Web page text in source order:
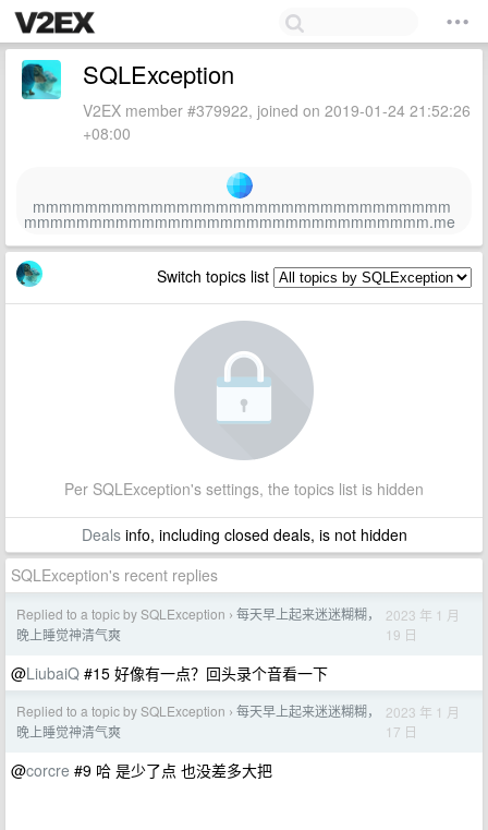
SQLException
V2EX member #379922, joined on 2019-01-24 21:52:26
+08:00
mmmmmmmmmmmmmmmmmmmmmmmmmmmmmmmm
mmmmmmmmmmmmmmmmmmmmmmmmmmmmmmm.me
Switch topics list
Per SQLException's settings, the topics list is hidden
Dealsinfo, including closed deals, is not hidden
SQLException's recent replies
Replied to a topic by SQLException › 每天早上起来迷迷糊糊，
晚上睡觉神清气爽
2023 年 1 月
19 日
@LiubaiQ #15 好像有一点？回头录个音看一下
Replied to a topic by SQLException › 每天早上起来迷迷糊糊，
晚上睡觉神清气爽
2023 年 1 月
17 日
@corcre #9 哈 是少了点 也没差多大把